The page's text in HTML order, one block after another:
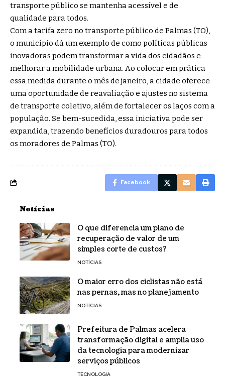
transporte público se mantenha acessível e de
qualidade para todos.
Com a tarifa zero no transporte público de Palmas (TO),
o município dá um exemplo de como políticas públicas
inovadoras podem transformar a vida dos cidadãos e
melhorar a mobilidade urbana. Ao colocar em prática
essa medida durante o mês de janeiro, a cidade oferece
uma oportunidade de reavaliação e ajustes no sistema
de transporte coletivo, além de fortalecer os laços com a
população. Se bem-sucedida, essa iniciativa pode ser
expandida, trazendo benefícios duradouros para todos
os moradores de Palmas (TO).
Facebook
Notícias
O que diferencia um plano de
recuperação de valor de um
simples corte de custos?
NOTÍCIAS
O maior erro dos ciclistas não está
nas pernas, mas no planejamento
NOTÍCIAS
Prefeitura de Palmas acelera
transformação digital e amplia uso
da tecnologia para modernizar
serviços públicos
TECNOLOGIA